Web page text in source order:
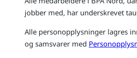
jobber med, har underskrevet
Alle personopplysninger lagres
og samsvarer med